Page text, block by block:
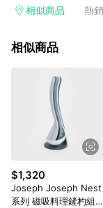
電玩/遊戲/相機/單眼/
的購回饋活動享
3. 訂單回饋金額將扣
價券等虛擬貨幣折抵
有相關事證認定您為
相關認定以Yahoo購
相似商品 熱
相似商品
$1,320
Joseph Joseph Nest
系列 磁吸料理鏟杓組-